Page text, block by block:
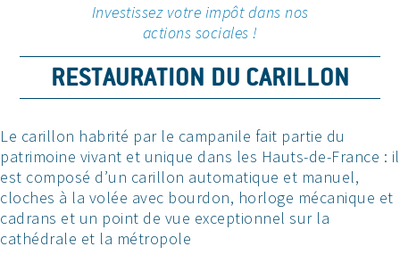
Investissez votre impôt dans nos
actions sociales !
RESTAURATION DU CARILLON
Le carillon habrité par le campanile fait partie du
patrimoine vivant et unique dans les Hauts-de-France : il
est composé d’un carillon automatique et manuel,
cloches à la volée avec bourdon, horloge mécanique et
cadrans et un point de vue exceptionnel sur la
cathédrale et la métropole